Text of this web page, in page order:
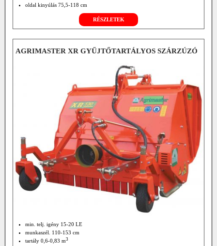
oldal kinyúlás 75,5-118 cm
RÉSZLETEK
AGRIMASTER XR GYŰJTŐTARTÁLYOS SZÁRZÚZÓ
min. telj. igény 15-20 LE
munkaszél. 110-153 cm
tartály 0,6-0,83 m3